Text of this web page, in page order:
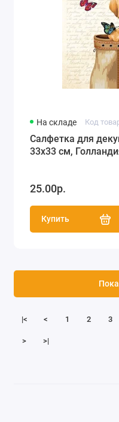
На складе Код
Салфетка для
33х33 см,
25.00р.
Купить
|< < 1 2 3
> >|